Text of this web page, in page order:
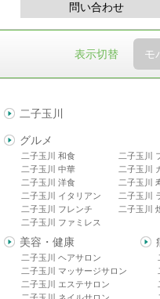
問い合わせ
表示切替 モ
二子玉川
グルメ
二子玉川 和食
二子玉川 中華
二子玉川 洋食
二子玉川 イタリアン
二子玉川 フレンチ
二子玉川 ファミレス
二子玉川
二子玉川
二子玉川
二子玉川
二子玉川
美容・健康
二子玉川 ヘアサロン
二子玉川 マッサージサロン
二子玉川 エステサロン
二子玉川 ネイルサロン